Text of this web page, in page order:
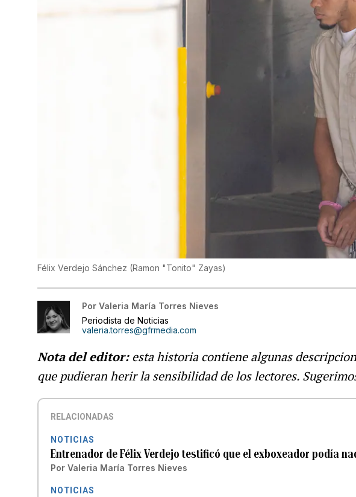
Félix Verdejo Sánchez (Ramon "Tonito" Zayas)
Por Valeria María Torres Nieves
Periodista de Noticias
valeria.torres@gfrmedia.com
Nota del editor: esta historia contiene algunas
que pudieran herir la sensibilidad de los lectores.
RELACIONADAS
NOTICIAS
Entrenador de Félix Verdejo testificó que el exboxeador podía
Por Valeria María Torres Nieves
NOTICIAS